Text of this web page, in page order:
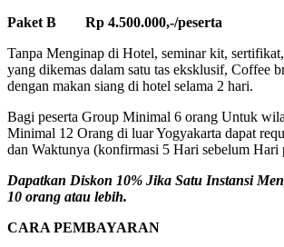
Paket B Rp 4.500.000,-/peserta
Tanpa Menginap di Hotel, seminar kit,
yang dikemas dalam satu tas eksklusif, Coffee
dengan makan siang di hotel selama 2 hari.
Bagi peserta Group Minimal 6 orang Untuk
Minimal 12 Orang di luar Yogyakarta dapat
dan Waktunya (konfirmasi 5 Hari sebelum Hari
Dapatkan Diskon 10% Jika Satu Instansi
10 orang atau lebih.
CARA PEMBAYARAN